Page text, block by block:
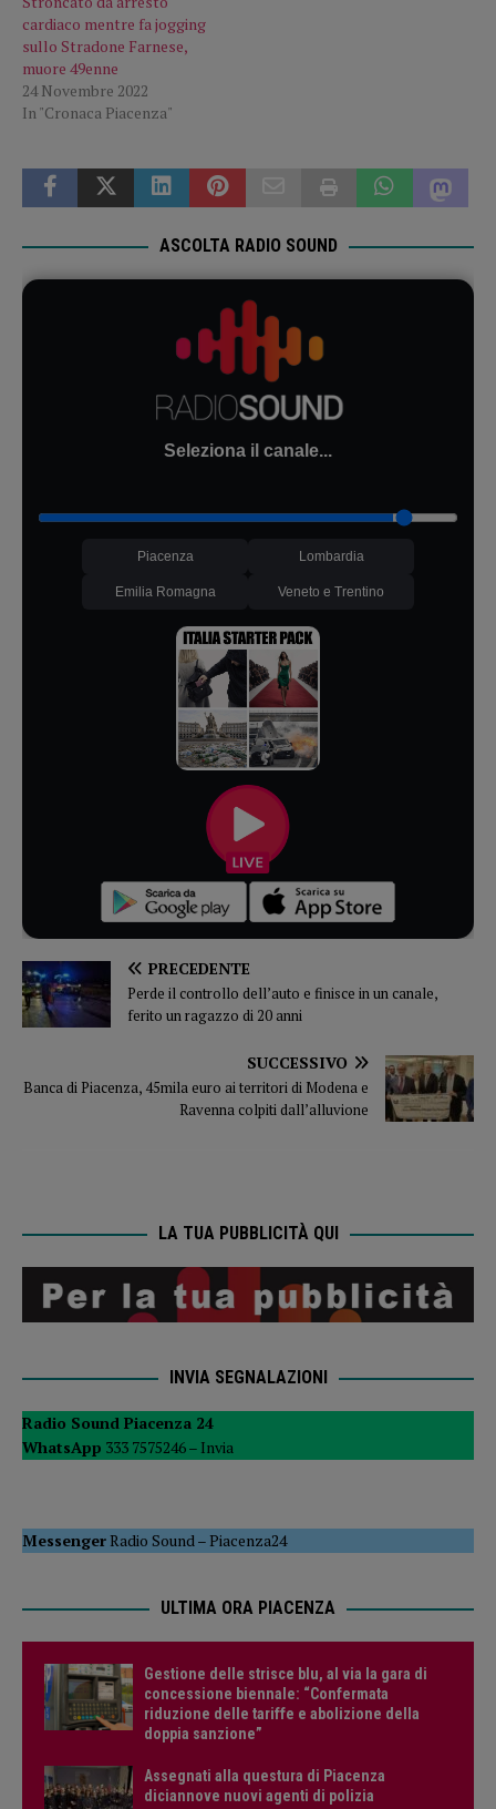
cardiaco mentre fa jogging
sullo Stradone Farnese,
muore 49enne
24 Novembre 2022
In "Cronaca Piacenza"
ASCOLTA RADIO SOUND
Seleziona il canale...
Piacenza Lombardia
Emilia Romagna Veneto e Trentino
PRECEDENTE
Perde il controllo dell’auto e finisce in un canale,
ferito un ragazzo di 20 anni
SUCCESSIVO
Banca di Piacenza, 45mila euro ai territori di Modena e
Ravenna colpiti dall’alluvione
LA TUA PUBBLICITÀ QUI
INVIA SEGNALAZIONI
Radio Sound Piacenza 24
WhatsApp 333 7575246 – Invia
MessengerRadio Sound–Piacenza24
ULTIMA ORA PIACENZA
Gestione delle strisce blu, al via la gara di
concessione biennale: “Confermata
riduzione delle tariffe e abolizione della
doppia sanzione”
Assegnati alla questura di Piacenza
diciannove nuovi agenti di polizia